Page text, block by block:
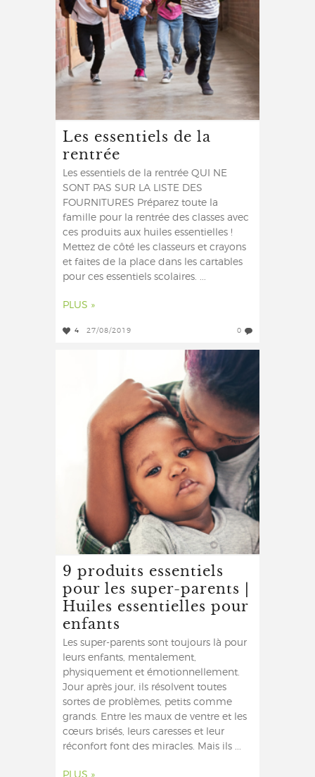
Les essentiels de la
rentrée
Les essentiels de la rentrée QUI NE
SONT PAS SUR LA LISTE DES
FOURNITURES Préparez toute la
famille pour la rentrée des classes avec
ces produits aux huiles essentielles !
Mettez de côté les classeurs et crayons
et faites de la place dans les cartables
pour ces essentiels scolaires. ...
PLUS »
4 27/08/2019 0
9 produits essentiels
pour les super-parents |
Huiles essentielles pour
enfants
Les super-parents sont toujours là pour
leurs enfants, mentalement,
physiquement et émotionnellement.
Jour après jour, ils résolvent toutes
sortes de problèmes, petits comme
grands. Entre les maux de ventre et les
cœurs brisés, leurs caresses et leur
réconfort font des miracles. Mais ils ...